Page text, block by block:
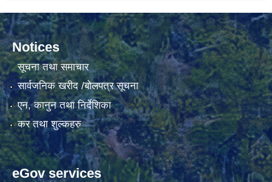
Notices
सूचना तथा समाचार
सार्वजनिक खरीद /बोलपत्र सूचना
एन, कानुन तथा निर्देशिका
कर तथा शुल्कहरु
eGov services